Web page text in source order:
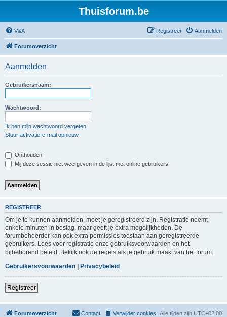
Thuisforum.be
V&A Aanmelden
Registreer
Forumoverzicht
Aanmelden
Gebruikersnaam:
Wachtwoord:
Ik ben mijn wachtwoord vergeten
Stuur activatie-e-mail opnieuw
Onthouden
Mij deze sessie niet weergeven in de lijst met online gebruikers
REGISTREER
Om je te kunnen aanmelden, moet je geregistreerd zijn. Registratie neemt
enkele minuten in beslag, maar geeft je extra mogelijkheden. De
forumbeheerder kan ook extra permissies toestaan aan geregistreerde
gebruikers. Lees voor registratie onze gebruiksvoorwaarden en het
bijbehorend beleid. Bekijk ook de regels als je gebruik maakt van het forum.
Gebruikersvoorwaarden | Privacybeleid
Registreer
Forumoverzicht Alle tijden zijn UTC+02:00
Verwijder cookies
Contact